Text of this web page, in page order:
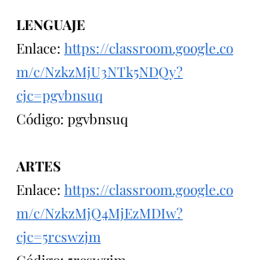
LENGUAJE
Enlace: https://classroom.google.co
m/c/NzkzMjU3NTk5NDQy?
cjc=pgvbnsuq
Código: pgvbnsuq
ARTES
Enlace: https://classroom.google.co
m/c/NzkzMjQ4MjEzMDIw?
cjc=5rcswzjm